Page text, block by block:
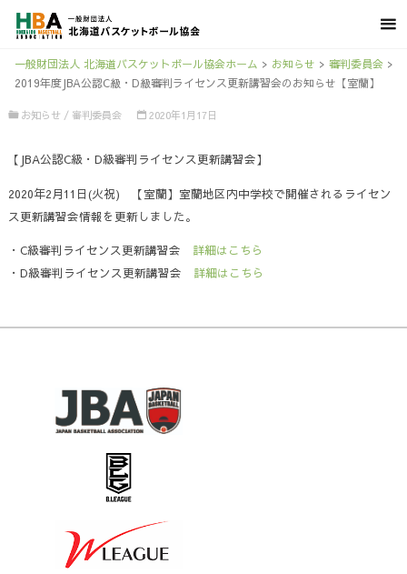
一般財団法人 北海道バスケットボール協会ホーム > お知らせ > 審判委員会>
2019年度JBA公認C級・D級審判ライセンス更新講習会のお知らせ【室蘭】
お知らせ / 審判委員会 2020年1月17日
【JBA公認C級・D級審判ライセンス更新講習会】
2020年2月11日(火祝) 【室蘭】室蘭地区内中学校で開催されるライセン
ス更新講習会情報を更新しました。
・C級審判ライセンス更新講習会 詳細はこちら
・D級審判ライセンス更新講習会 詳細はこちら